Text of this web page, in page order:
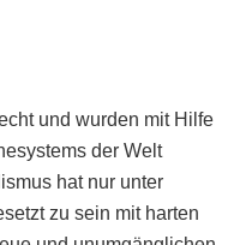
und wurden mit Hilfe
der Welt
hat nur unter
zu sein mit harten